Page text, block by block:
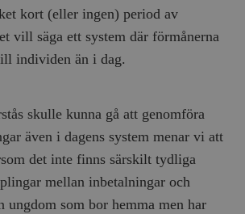
kort (eller ingen) period av
vill säga ett system där förmånerna
individen än i dag.
skulle kunna gå att genomföra
även i dagens system menar vi att
det inte finns särskilt tydliga
mellan inbetalningar och
ungdom som bor hemma men har